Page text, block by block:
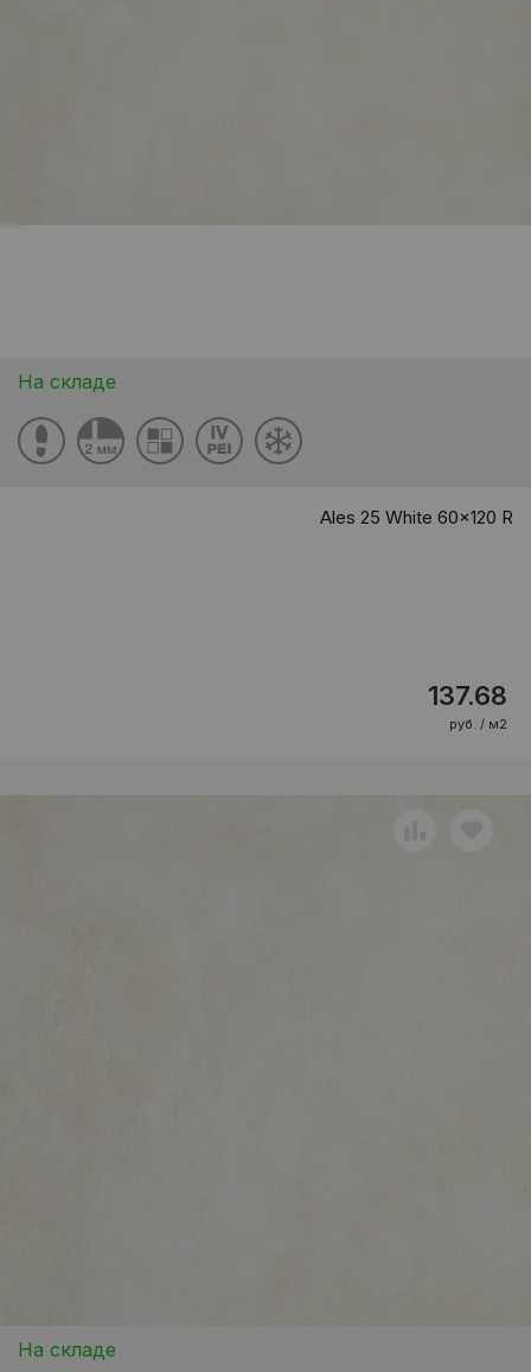
На складе
Ales 25 White 60x120 R
137.68
руб. / м2
На складе